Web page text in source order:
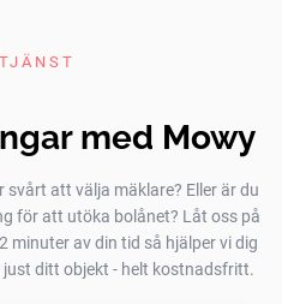
med Mowy
att välja mäklare? Eller är du
för att utöka bolånet? Låt oss på
minuter av din tid så hjälper vi dig
ditt objekt - helt kostnadsfritt.